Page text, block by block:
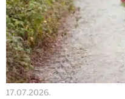
17.07.2026.